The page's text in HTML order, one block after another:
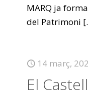
MARQ ja
del Patrimoni
14 març,
El